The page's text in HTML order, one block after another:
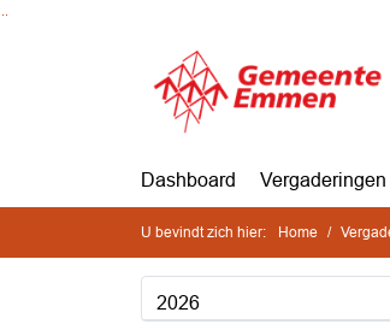
Dashboard Vergaderingen
U bevindt zich hier: Home
2026